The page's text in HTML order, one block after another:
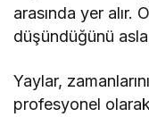
arasında yer alır.
düşündüğünü
Yaylar,
profesyonel